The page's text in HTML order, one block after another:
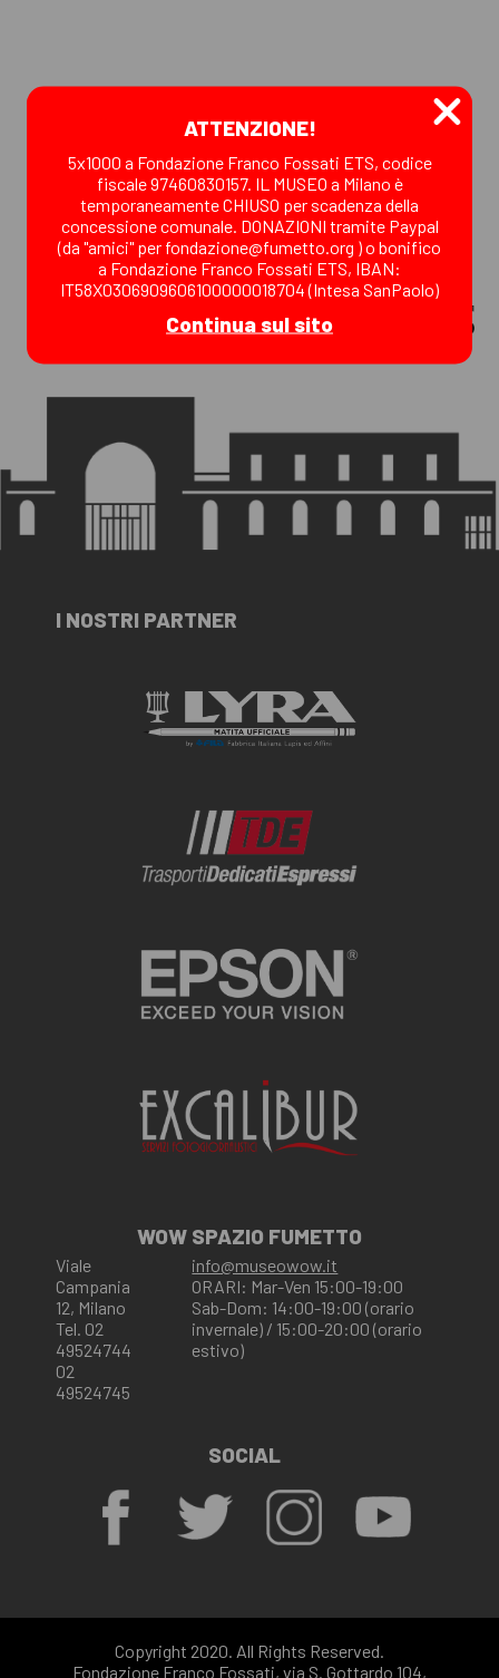
I NOSTRI PARTNER
WOW SPAZIO FUMETTO
Viale
Campania
12, Milano
Tel. 02
49524744
02
49524745
info@museowow.it
ORARI: Mar-Ven 15:00-19:00
Sab-Dom: 14:00-19:00 (orario
invernale) / 15:00-20:00 (orario
estivo)
SOCIAL
Copyright 2020. All Rights Reserved.
Fondazione Franco Fossati, via S. Gottardo 104,
ATTENZIONE!
5x1000 a Fondazione Franco Fossati ETS, codice
fiscale 97460830157. IL MUSEO a Milano è
temporaneamente CHIUSO per scadenza della
concessione comunale. DONAZIONI tramite Paypal
(da "amici" per fondazione@fumetto.org ) o bonifico
a Fondazione Franco Fossati ETS, IBAN:
IT58X0306909606100000018704 (Intesa SanPaolo)
Continua sul sito